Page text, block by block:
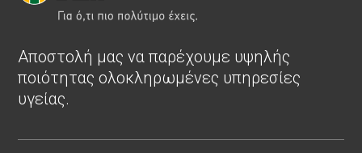
Αποστολή μας να παρέχουμε υψηλής
ποιότητας ολοκληρωμένες υπηρεσίες
υγείας.